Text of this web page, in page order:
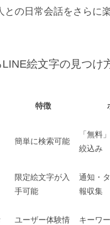
との日常会話をさらに
絵文字の見つけ
特徴
簡単に検索可能
「無料
絞込み
限定絵文字が入
手可能
通知・
報収集
ユーザー体験情
キーワ